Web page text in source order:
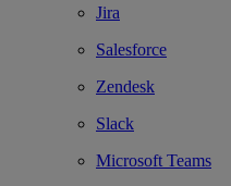
Jira
Salesforce
Zendesk
Slack
Microsoft Teams